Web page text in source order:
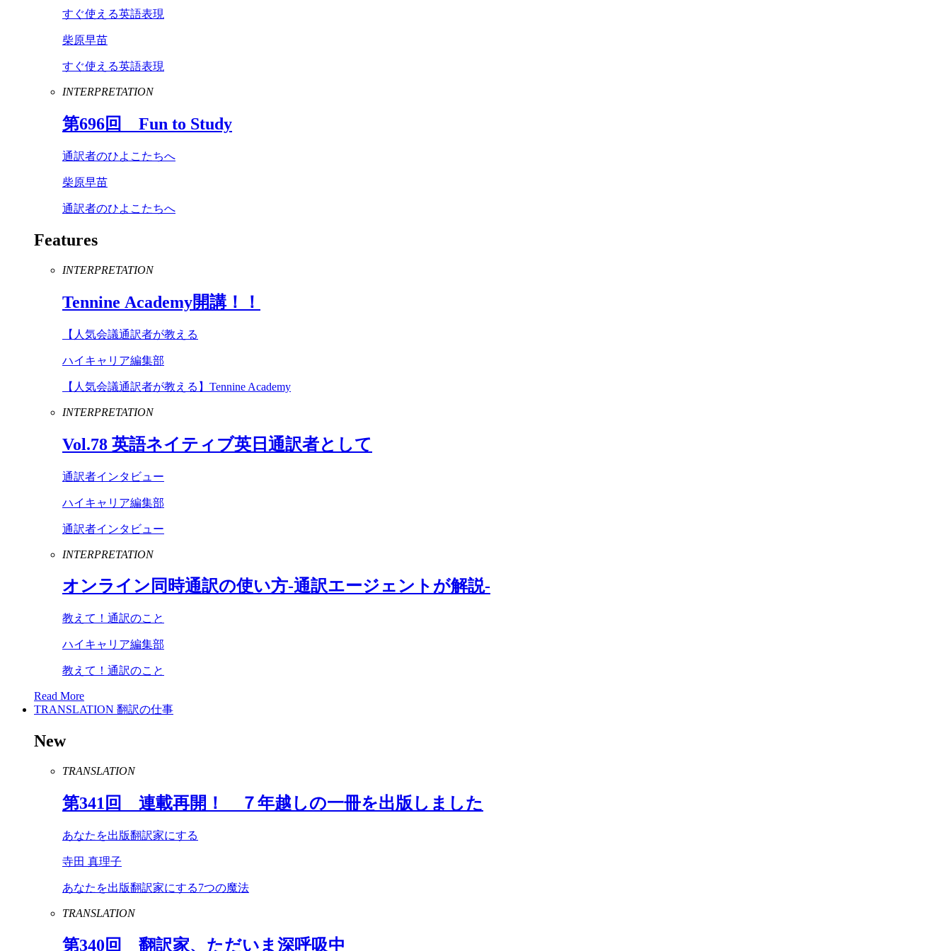
すぐ使える英語表現
柴原早苗
すぐ使える英語表現
INTERPRETATION
第696回 Fun to Study
通訳者のひよこたちへ
柴原早苗
通訳者のひよこたちへ
Features
INTERPRETATION
Tennine Academy開講！！
【人気会議通訳者が教える
ハイキャリア編集部
【人気会議通訳者が教える】Tennine Academy
INTERPRETATION
Vol.78 英語ネイティブ英日通訳者として
通訳者インタビュー
ハイキャリア編集部
通訳者インタビュー
INTERPRETATION
オンライン同時通訳の使い方-通訳エージェントが解説-
教えて！通訳のこと
ハイキャリア編集部
教えて！通訳のこと
Read More
TRANSLATION 翻訳の仕事
New
TRANSLATION
第341 回 連載再開！ ７年越しの一冊を出版しました
あなたを出版翻訳家にする
寺田 真理子
あなたを出版翻訳家にする7つの魔法
TRANSLATION
第340回 翻訳家、ただいま深呼吸中